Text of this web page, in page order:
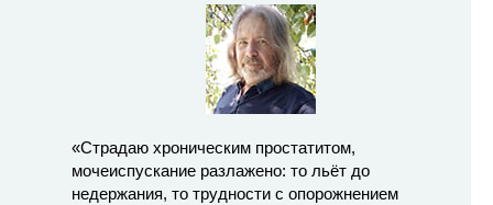
«Страдаю хроническим простатитом,
мочеиспускание разлажено: то льёт до
недержания, то трудности с опорожнением